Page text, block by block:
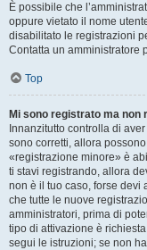
È possibile che
oppure vietato il nome
disabilitato le registrazioni
Contatta un amministratore
Top
Mi sono registrato ma non
Innanzitutto controlla di
sono corretti, allora
«registrazione minore» è
ti stavi registrando, allora
non è il tuo caso, forse devi
che tutte le nuove
amministratori, prima di
tipo di attivazione è
segui le istruzioni; se non